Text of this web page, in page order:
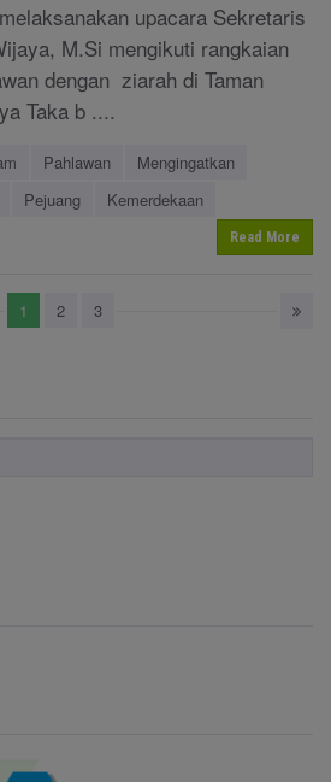
upacara Sekretaris
M.Si mengikuti rangkaian
dengan ziarah di Taman
Taka b ....
Pahlawan
Mengingatkan
Pejuang Kemerdekaan
Read More
1 2 3